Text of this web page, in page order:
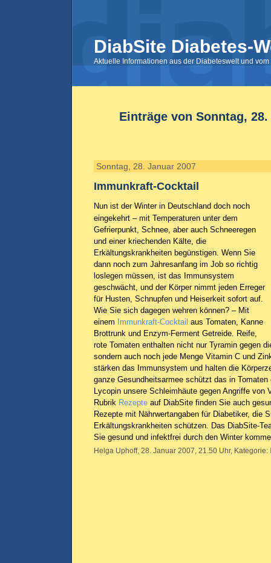
DiabSite Diabetes-
Aktuelle Informationen aus der Diabeteswelt und
Einträge von Sonntag, 28.
Sonntag, 28. Januar 2007
Immunkraft-Cocktail
Nun ist der Winter in Deutschland doch noch
eingekehrt – mit Temperaturen unter dem
Gefrierpunkt, Schnee, aber auch Schneeregen
und einer kriechenden Kälte, die
Erkältungskrankheiten begünstigen. Wenn Sie
dann noch zum Jahresanfang im Job so richtig
loslegen müssen, ist das Immunsystem
geschwächt, und der Körper nimmt jeden Erreger
für Husten, Schnupfen und Heiserkeit sofort auf.
Wie Sie sich dagegen wehren können? – Mit
einem
Immunkraft-Cocktail aus Tomaten, Kanne
Brottrunk und Enzym-Ferment Getreide. Reife,
rote Tomaten enthalten nicht nur Tyramin gegen
sondern auch noch jede Menge Vitamin C und
stärken das Immunsystem und halten die
ganze Gesundheitsarmee schützt das in Tomaten
Lycopin unsere Schleimhäute gegen Angriffe von
Rubrik Rezepte auf DiabSite finden Sie auch
Rezepte mit Nährwertangaben für Diabetiker, die
Erkältungskrankheiten schützen. Das DiabSite-
Sie gesund und infektfrei durch den Winter
Helga Uphoff, 28. Januar 2007, 21.50 Uhr, Kategorie: